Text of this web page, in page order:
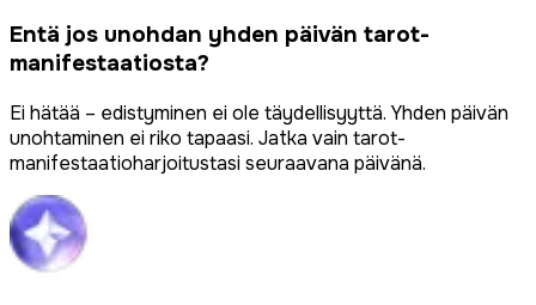
Entä jos unohdan yhden päivän tarot-
manifestaatiosta?
Ei hätää – edistyminen ei ole täydellisyyttä. Yhden päivän
unohtaminen ei riko tapaasi. Jatka vain tarot-
manifestaatioharjoitustasi seuraavana päivänä.